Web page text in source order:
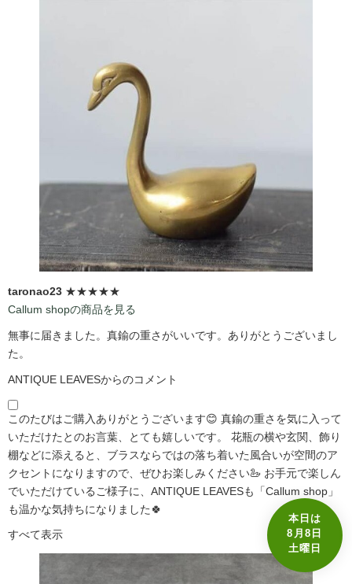
本日は
8月8日
土曜日
taronao23 ★★★★★
Callum shopの商品を見る
無事に届きました。真鍮の重さがいいです。ありがとうございまし
た。
ANTIQUE LEAVESからのコメント
このたびはご購入ありがとうございます😊 真鍮の重さを気に入って
いただけたとのお言葉、とても嬉しいです。 花瓶の横や玄関、飾り
棚などに添えると、ブラスならではの落ち着いた風合いが空間のア
クセントになりますので、ぜひお楽しみください🦢 お手元で楽しん
でいただけているご様子に、ANTIQUE LEAVESも「Callum shop」
も温かな気持ちになりました🍀
すべて表示